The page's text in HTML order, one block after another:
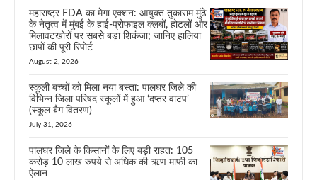
महाराष्ट्र FDA का मेगा एक्शन: आयुक्त तुकाराम मुंढे
के नेतृत्व में मुंबई के हाई-प्रोफाइल क्लबों, होटलों और
मिलावटखोरों पर सबसे बड़ा शिकंजा; जानिए हालिया
छापों की पूरी रिपोर्ट
August 2, 2026
स्कूली बच्चों को मिला नया बस्ता: पालघर जिले की
विभिन्न जिला परिषद स्कूलों में हुआ ‘दप्तर वाटप’
(स्कूल बैग वितरण)
July 31, 2026
पालघर जिले के किसानों के लिए बड़ी राहत: 105
करोड़ 10 लाख रुपये से अधिक की ऋण माफी का
ऐलान